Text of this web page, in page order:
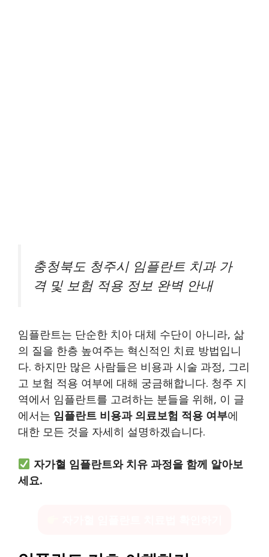
충청북도 청주시 임플란트 치과 가
격 및 보험 적용 정보 완벽 안내
임플란트는 단순한 치아 대체 수단이 아니라, 삶
의 질을 한층 높여주는 혁신적인 치료 방법입니
다. 하지만 많은 사람들은 비용과 시술 과정, 그리
고 보험 적용 여부에 대해 궁금해합니다. 청주 지
역에서 임플란트를 고려하는 분들을 위해, 이 글
에서는 임플란트 비용과 의료보험 적용 여부에
대한 모든 것을 자세히 설명하겠습니다.
자가혈 임플란트와 치유 과정을 함께 알아보
세요.